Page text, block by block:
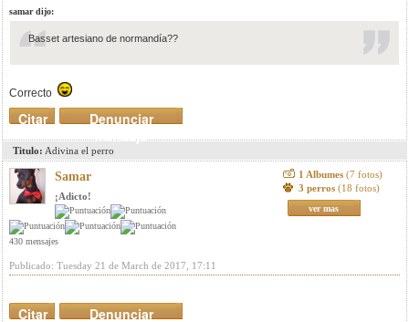
samar dijo:
Basset artesiano de normandía??
Correcto
Denunciar
mensaje
Citar
Titulo: Adivina el perro
Samar
¡Adicto!
430 mensajes
1 Albumes (7 fotos)
3 perros (18 fotos)
ver mas
Publicado: Tuesday 21 de March de 2017, 17:11
Denunciar
Citar